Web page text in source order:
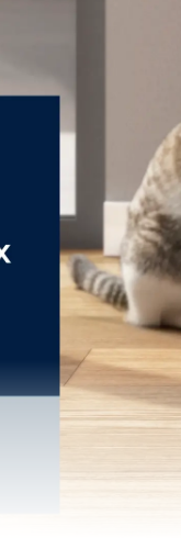
4-6h
HEPA
4
para pó
ml; Capacidade do
Água (ml) 150 ml